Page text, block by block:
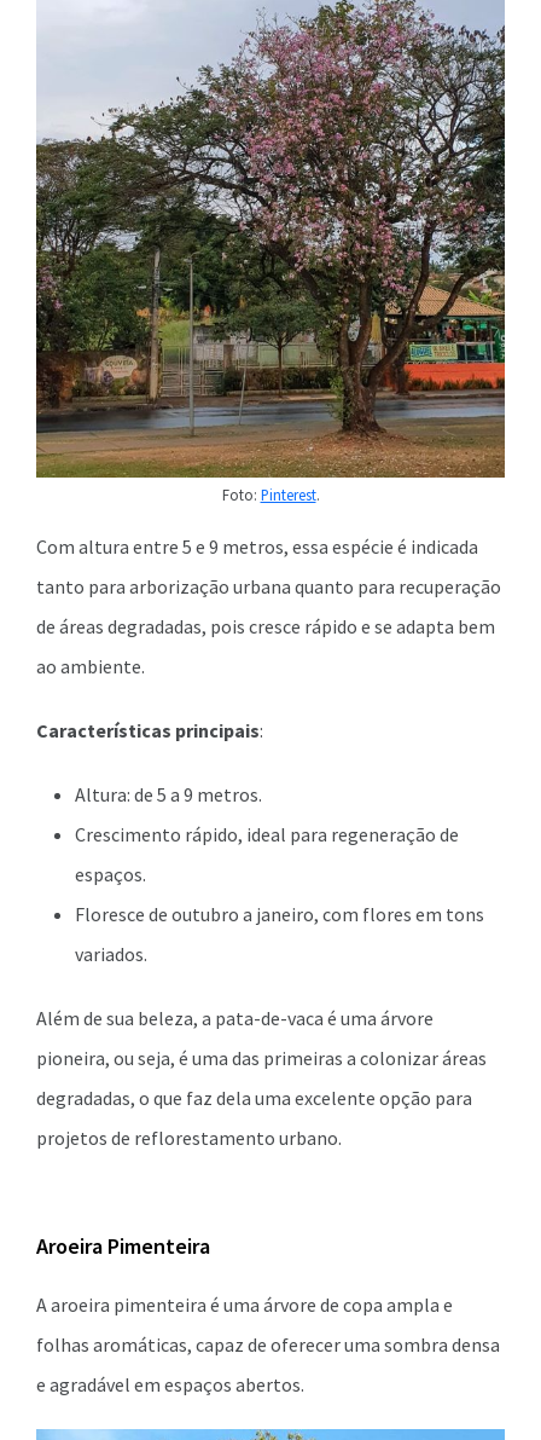
Foto: Pinterest.
Com altura entre 5 e 9 metros, essa espécie é indicada
tanto para arborização urbana quanto para recuperação
de áreas degradadas, pois cresce rápido e se adapta bem
ao ambiente.
Características principais:
Altura: de 5 a 9 metros.
Crescimento rápido, ideal para regeneração de
espaços.
Floresce de outubro a janeiro, com flores em tons
variados.
Além de sua beleza, a pata-de-vaca é uma árvore
pioneira, ou seja, é uma das primeiras a colonizar áreas
degradadas, o que faz dela uma excelente opção para
projetos de reflorestamento urbano.
Aroeira Pimenteira
A aroeira pimenteira é uma árvore de copa ampla e
folhas aromáticas, capaz de oferecer uma sombra densa
e agradável em espaços abertos.